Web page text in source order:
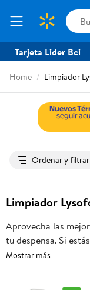
Tarjeta Lider Bci
Home Limpiador
Ordenar y filtrar
Limpiador
Aprovecha las
tu despensa. Si
frescas, carnes, pan
Mostrar más